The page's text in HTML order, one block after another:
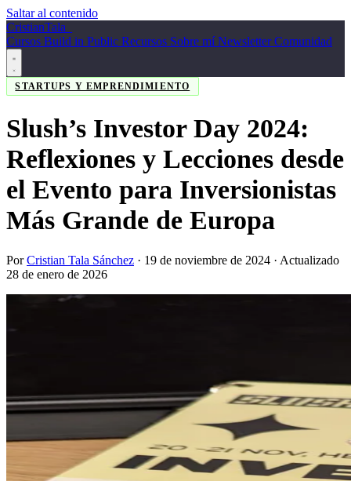
Saltar al contenido
CristianTala
Cursos Build in Public Recursos Sobre míNewsletterComunidad
STARTUPS Y EMPRENDIMIENTO
Slush’s Investor Day 2024:
Reflexiones y Lecciones desde
el Evento para Inversionistas
Más Grande de Europa
PorCristian Tala Sánchez · 19 de noviembre de 2024 · Actualizado
28 de enero de 2026